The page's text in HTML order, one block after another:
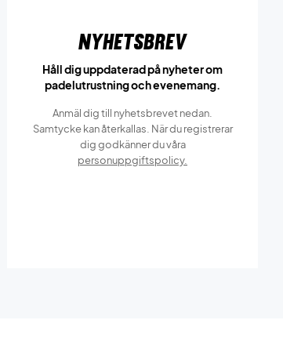
Nyhetsbrev
Håll dig uppdaterad på nyheter om
padelutrustning och evenemang.
Anmäl dig till nyhetsbrevet nedan.
Samtycke kan återkallas. När du registrerar
dig godkänner du våra
personuppgiftspolicy.